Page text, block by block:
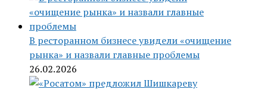
В ресторанном бизнесе увидели «очищение
рынка» и назвали главные проблемы
26.02.2026